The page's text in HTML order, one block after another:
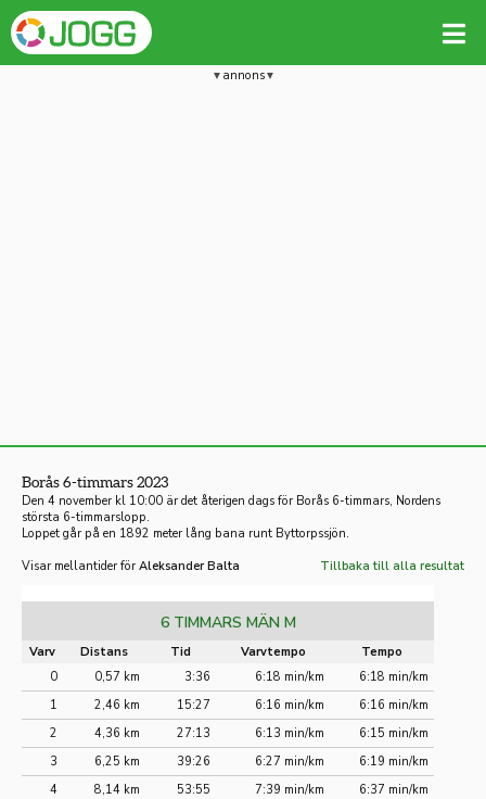
annons
Borås 6-timmars 2023
Den 4 november kl 10:00 är det återigen dags för Borås 6-timmars, Nordens
största 6-timmarslopp.
Loppet går på en 1892 meter lång bana runt Byttorpssjön.
Visar mellantider för Aleksander Balta Tillbaka till alla resultat
6 TIMMARS MÄN M
Varv Distans Tid Varvtempo
Tempo
0
0,57 km 3:36 6:18 min/km
6:18 min/km
1
2,46 km 15:27 6:16 min/km
6:16 min/km
2
4,36 km 27:13 6:13 min/km
6:15 min/km
3
6,25 km 39:26 6:27 min/km
6:19 min/km
4
8,14 km 53:55 7:39 min/km
6:37 min/km